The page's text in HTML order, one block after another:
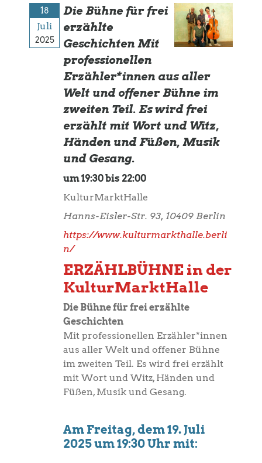
18
Juli
2025
Die Bühne für frei
erzählte
Geschichten Mit
professionellen
Erzähler*innen aus aller
Welt und offener Bühne im
zweiten Teil. Es wird frei
erzählt mit Wort und Witz,
Händen und Füßen, Musik
und Gesang.
um 19:30 bis 22:00
KulturMarktHalle
Hanns-Eisler-Str. 93, 10409 Berlin
https://www.kulturmarkthalle.berli
n/
ERZÄHLBÜHNE in der
KulturMarktHalle
Die Bühne für frei erzählte
Geschichten
Mit professionellen Erzähler*innen
aus aller Welt und offener Bühne
im zweiten Teil. Es wird frei erzählt
mit Wort und Witz, Händen und
Füßen, Musik und Gesang.
Am Freitag, dem 19. Juli
2025 um 19:30 Uhr mit: